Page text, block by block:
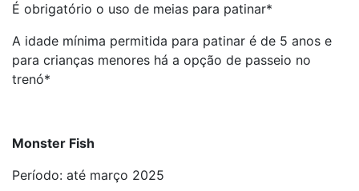
É obrigatório o uso de meias para patinar*
A idade mínima permitida para patinar é de 5 anos e
para crianças menores há a opção de passeio no
trenó*
Monster Fish
Período: até março 2025